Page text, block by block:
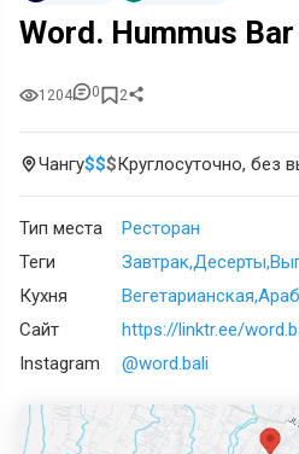
Word. Hummus Bar
1204 0 2
Чангу$$$Круглосуточно, без
Тип места
Ресторан
Теги
ЗавтракДесерты
Кухня
Вегетарианская
Сайт
https://linktr.ee/
Instagram
@word.bali